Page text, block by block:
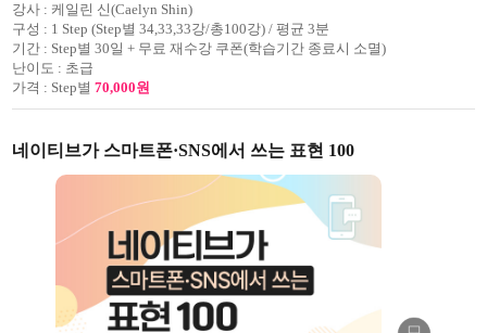
강사 : 케일린 신(Caelyn Shin)
구성 : 1 Step (Step별 34,33,33강/총100강) / 평균 3분
기간 : Step별 30일 + 무료 재수강 쿠폰(학습기간 종료시 소멸)
난이도 : 초급
가격 : Step별 70,000원
네이티브가 스마트폰·SNS에서 쓰는 표현 100